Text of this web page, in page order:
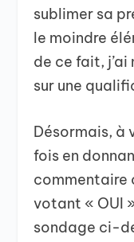
sublimer sa
le moindre
de ce fait,
sur une
Désormais, à
fois en
commentaire
votant « OUI
sondage ci-